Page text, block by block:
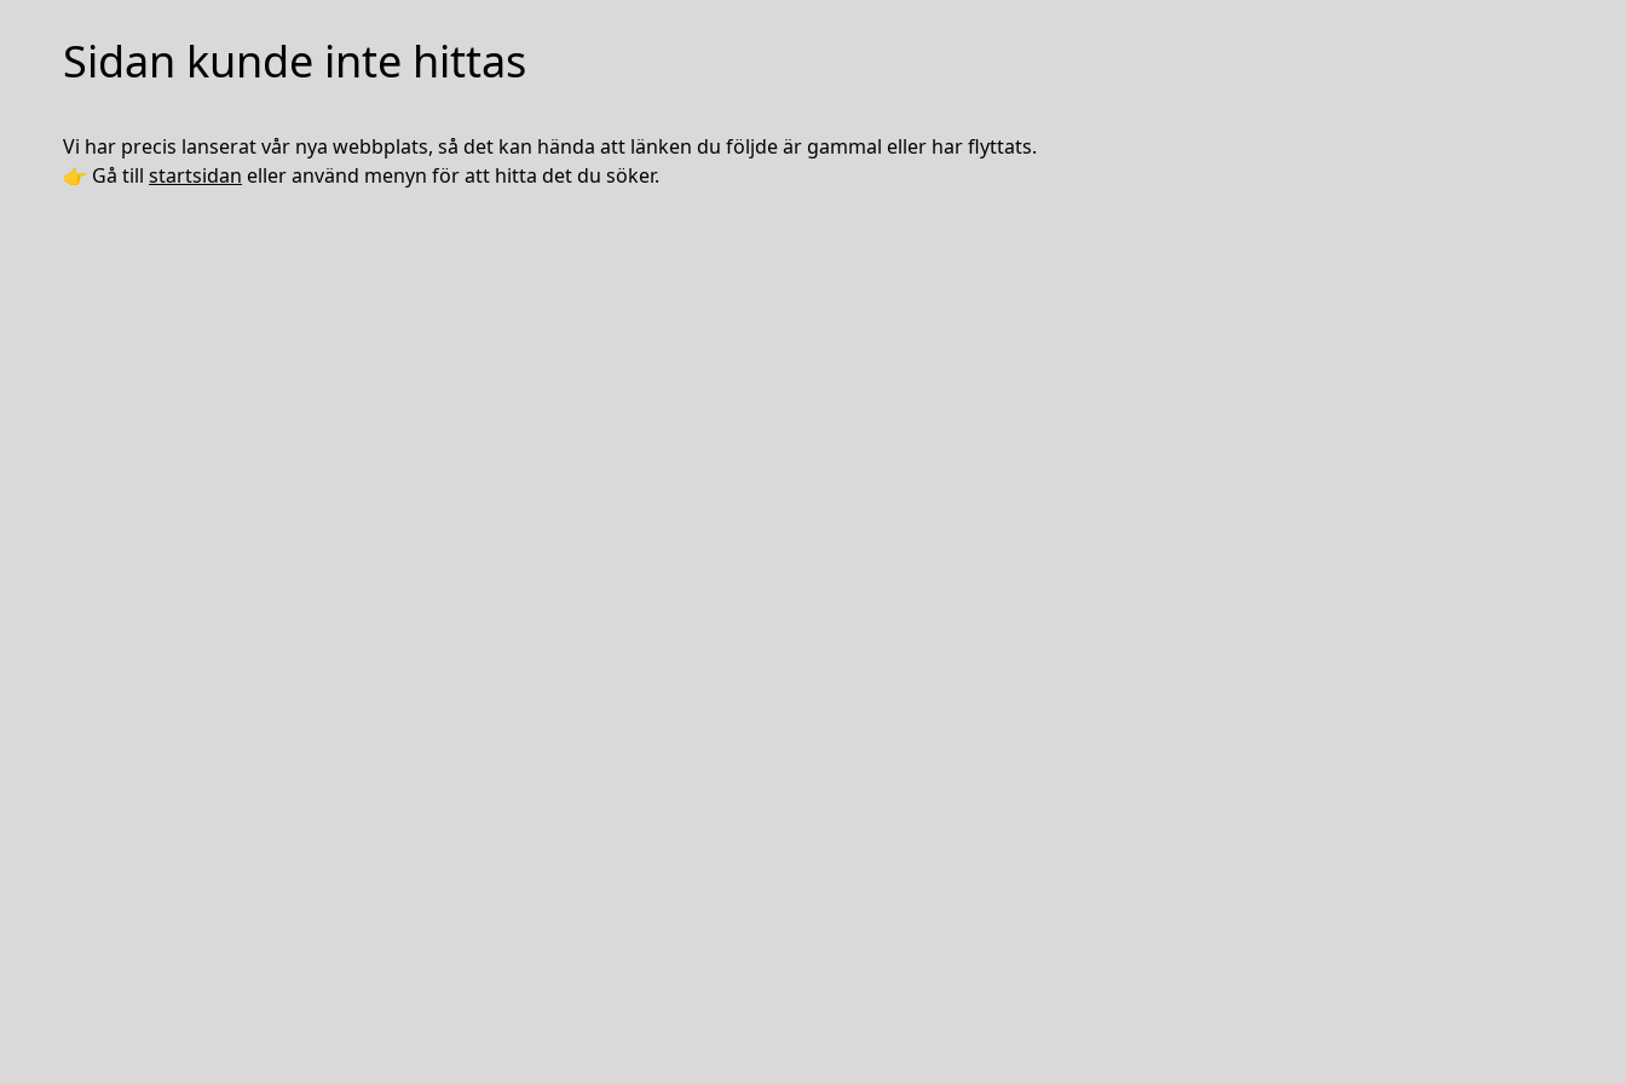
Sidan kunde inte hittas
Vi har precis lanserat vår nya webbplats, så det kan hända att länken du följde är gammal eller har flyttats.
👉 Gå till startsidan eller använd menyn för att hitta det du söker.